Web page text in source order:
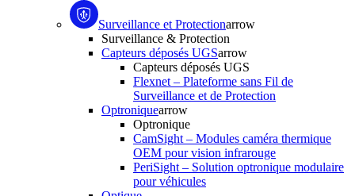
Surveillance et Protectionarrow
Surveillance & Protection
Capteurs déposés UGSarrow
Capteurs déposés UGS
Flexnet – Plateforme sans Fil de
Surveillance et de Protection
Optroniquearrow
Optronique
CamSight – Modules caméra thermique
OEM pour vision infrarouge
PeriSight – Solution optronique modulaire
pour véhicules